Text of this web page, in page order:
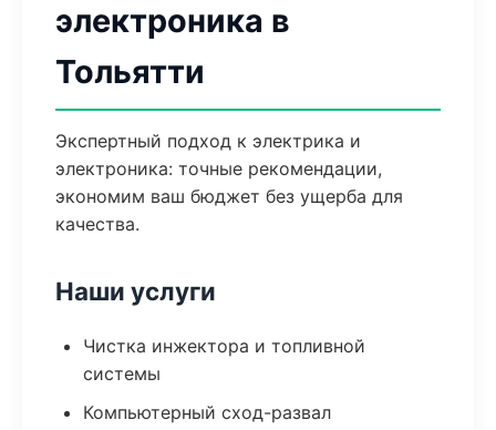
электроника в
Тольятти
Экспертный подход к электрика и
электроника: точные рекомендации,
экономим ваш бюджет без ущерба для
качества.
Наши услуги
Чистка инжектора и топливной
системы
Компьютерный сход-развал